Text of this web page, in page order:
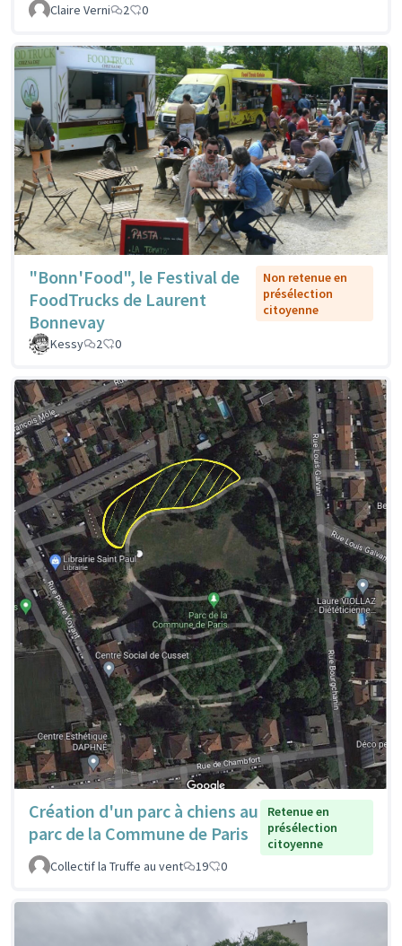
Claire Verni
2 0
"Bonn'Food", le Festival de
FoodTrucks de Laurent
Bonnevay
Non retenue en
présélection
citoyenne
Kessy 2 0
Création d'un parc à chiens au
parc de la Commune de Paris
Retenue en
présélection
citoyenne
Collectif la Truffe au vent
19 0